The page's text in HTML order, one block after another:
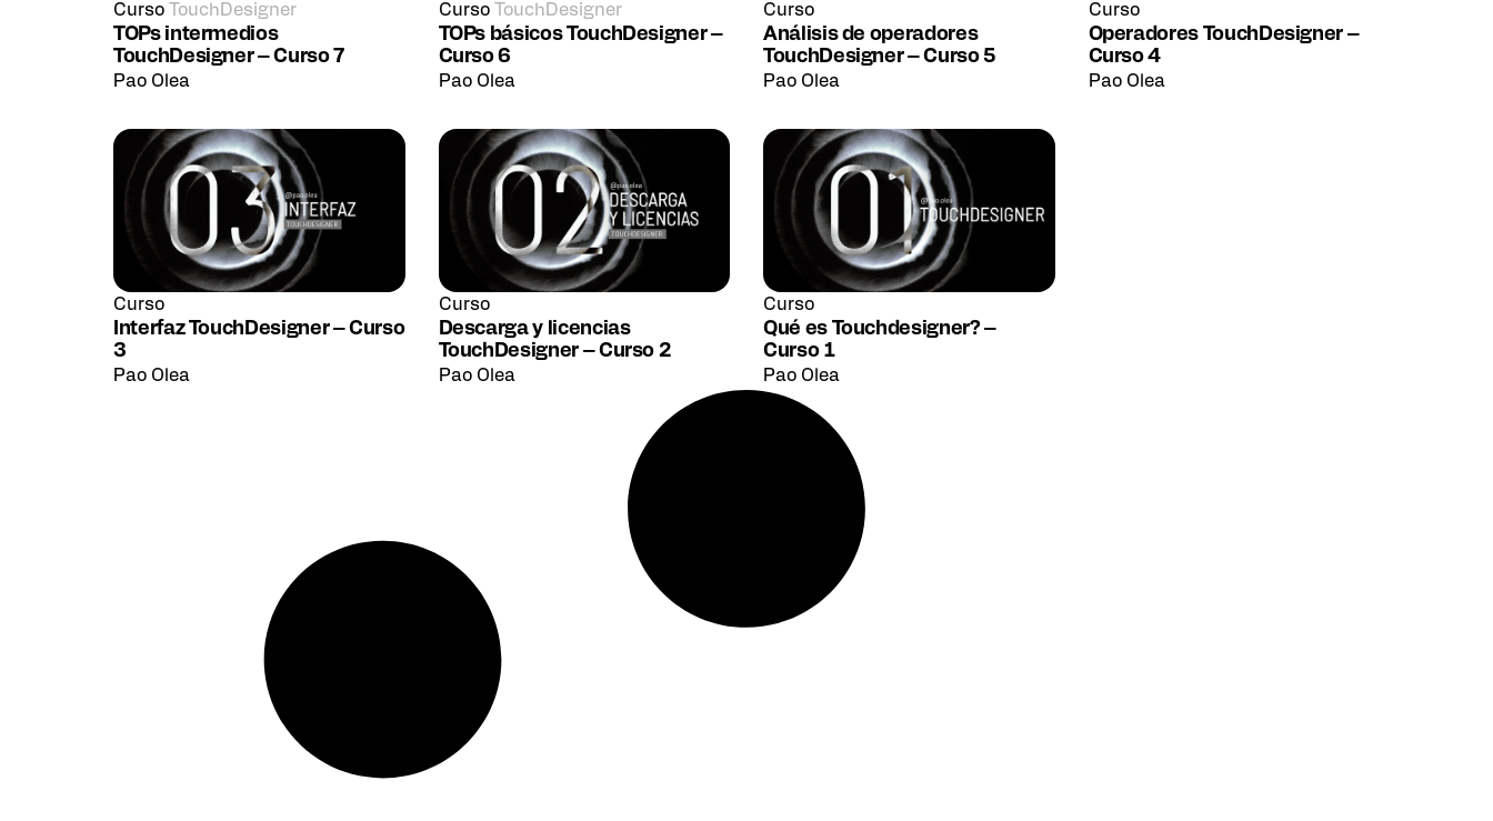
Curso TouchDesigner
TOPs intermedios
TouchDesigner – Curso 7
Pao Olea
Curso TouchDesigner
TOPs básicos TouchDesigner –
Curso 6
Pao Olea
Curso
Análisis de operadores
TouchDesigner – Curso 5
Pao Olea
Curso
Operadores TouchDesigner –
Curso 4
Pao Olea
Curso
Interfaz TouchDesigner – Curso
3
Pao Olea
Curso
Descarga y licencias
TouchDesigner – Curso 2
Pao Olea
Curso
Qué es Touchdesigner? –
Curso 1
Pao Olea